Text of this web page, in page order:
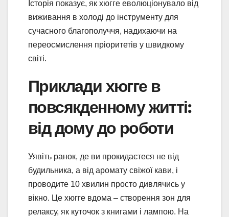
Історія показує, як хюгге еволюціонувало від
виживання в холоді до інструменту для
сучасного благополуччя, надихаючи на
переосмислення пріоритетів у швидкому
світі.
Приклади хюгге в
повсякденному житті:
від дому до роботи
Уявіть ранок, де ви прокидаєтеся не від
будильника, а від аромату свіжої кави, і
проводите 10 хвилин просто дивлячись у
вікно. Це хюгге вдома – створення зон для
релаксу, як куточок з книгами і лампою. На